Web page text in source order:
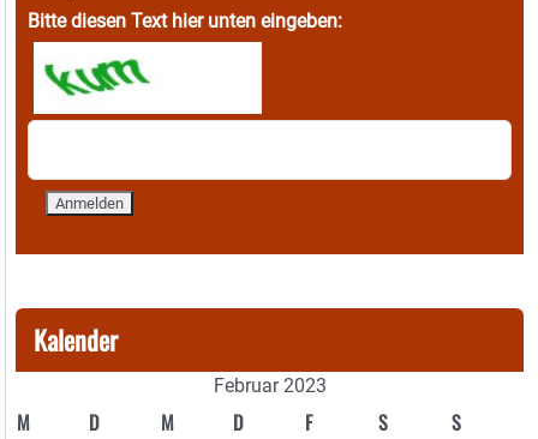
Bitte diesen Text hier unten eingeben:
Kalender
Februar 2023
M D M D F S S